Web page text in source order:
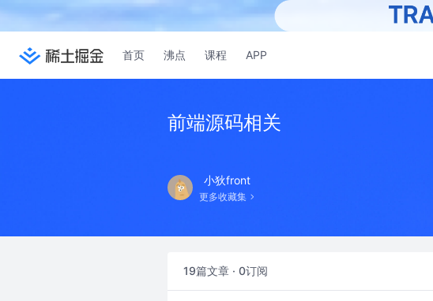
首页 沸点 课程 APP
前端源码相关
小狄front
更多收藏集
19篇文章 · 0订阅